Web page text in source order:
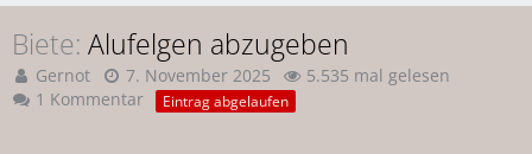
Biete Alufelgen abzugeben
Gernot 7. November 2025
5.535 mal gelesen
1 Kommentar
Eintrag abgelaufen